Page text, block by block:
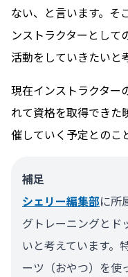
ない、と言います。そ
ンストラクターとして
活動をしていきたいと
現在インストラクター
れて資格を取得できた
催していく予定とのこ
補足
シェリー編集部に所
グトレーニングとド
いと考えています。
ーツ（おやつ）を使